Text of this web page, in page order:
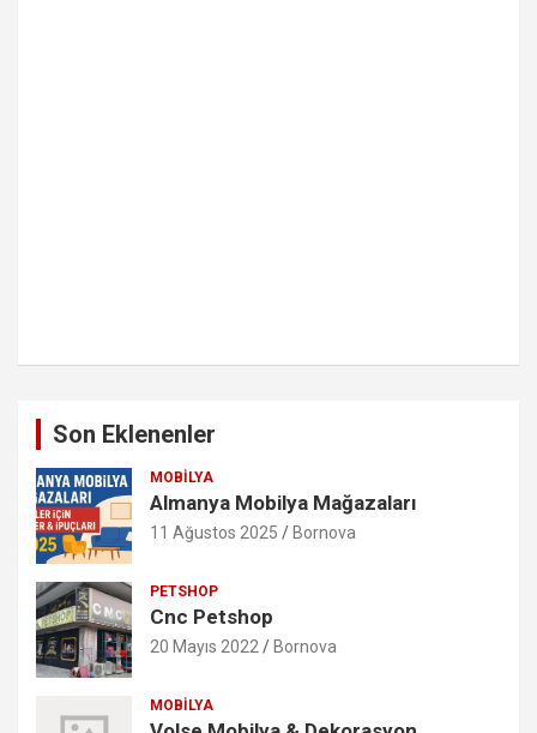
Son Eklenenler
MOBILYA
Almanya Mobilya Mağazaları
11 Ağustos 2025 Bornova
PETSHOP
Cnc Petshop
20 Mayıs 2022 Bornova
MOBILYA